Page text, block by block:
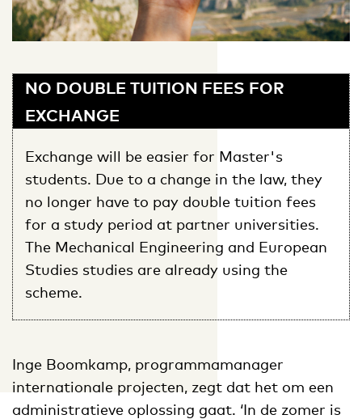
NO DOUBLE TUITION FEES FOR
EXCHANGE
Exchange will be easier for Master's
students. Due to a change in the law, they
no longer have to pay double tuition fees
for a study period at partner universities.
The Mechanical Engineering and European
Studies studies are already using the
scheme.
Inge Boomkamp, programmamanager
internationale projecten, zegt dat het om een
administratieve oplossing gaat. ‘In de zomer is